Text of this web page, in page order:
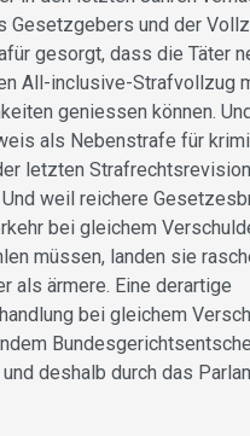
Gesetzgebers und der
gesorgt, dass die Täter
All-inclusive-Strafvollzug
geniessen können.
als Nebenstrafe für
letzten
weil reichere
bei gleichem
müssen, landen sie
als ärmere. Eine derartige
bei gleichem
deshalb durch das